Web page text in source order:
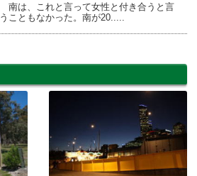
南は、これと言って女性と付き合うと言
うこともなかった。南が20.....